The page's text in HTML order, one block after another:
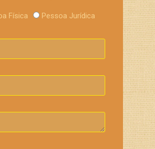
Física
Pessoa Jurídica